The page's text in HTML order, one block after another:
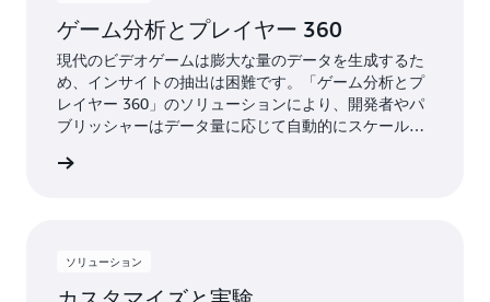
ゲーム分析とプレイヤー 360
現代のビデオゲームは膨大な量のデータを生成するた
め、インサイトの抽出は困難です。「ゲーム分析とプ
レイヤー 360」のソリューションにより、開発者やパ
ブリッシャーはデータ量に応じて自動的にスケールす
とができます。これらのツールにより、データパイプ
果、データ品質の向上、高度な分析機能、よりパーソ
ソリューション